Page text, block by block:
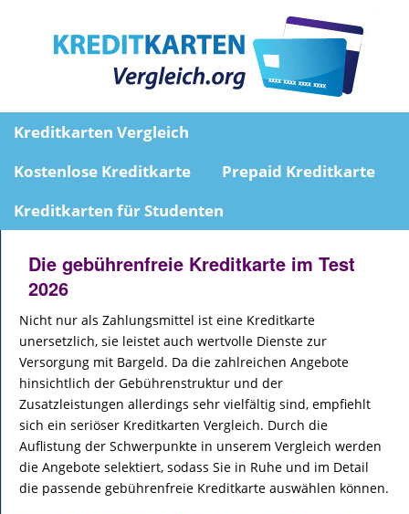
Kreditkarten Vergleich
Kostenlose Kreditkarte
Prepaid Kreditkarte
Kreditkarten für Studenten
Die gebührenfreie Kreditkarte im Test
2026
Nicht nur als Zahlungsmittel ist eine Kreditkarte
unersetzlich, sie leistet auch wertvolle Dienste zur
Versorgung mit Bargeld. Da die zahlreichen Angebote
hinsichtlich der Gebührenstruktur und der
Zusatzleistungen allerdings sehr vielfältig sind, empfiehlt
sich ein seriöser Kreditkarten Vergleich. Durch die
Auflistung der Schwerpunkte in unserem Vergleich werden
die Angebote selektiert, sodass Sie in Ruhe und im Detail
die passende gebührenfreie Kreditkarte auswählen können.